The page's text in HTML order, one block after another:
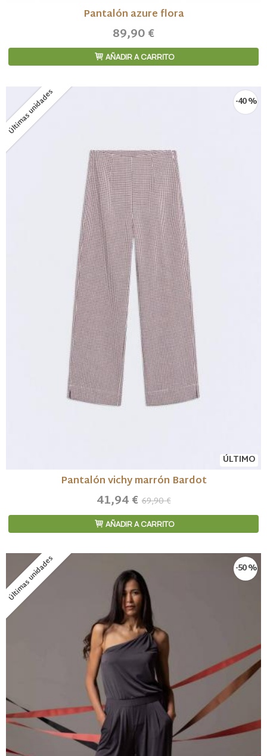
Pantalón azure flora
89,90 €
AÑADIR A CARRITO
Últimas unidades
ÚLTIMO
-40 %
Pantalón vichy marrón Bardot
41,94 €69,90 €
AÑADIR A CARRITO
Últimas unidades -50 %